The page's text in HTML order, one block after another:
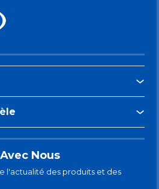
Nous
l'actualité des produits et des